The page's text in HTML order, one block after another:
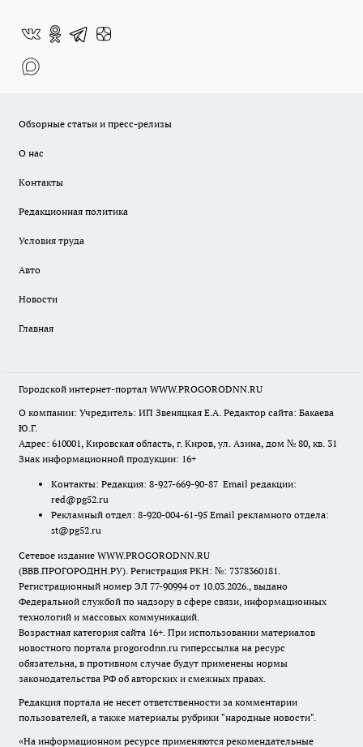
Обзорные статьи и пресс-релизы
О нас
Контакты
Редакционная политика
Условия труда
Авто
Новости
Главная
Городской интернет-портал WWW.PROGORODNN.RU
О компании: Учредитель: ИП Звеняцкая Е.А. Редактор сайта: Бакаева
Ю.Г.
Адрес: 610001, Кировская область, г. Киров, ул. Азина, дом № 80, кв. 31
Знак информационной продукции: 16+
Контакты: Редакция: 8-927-669-90-87 Email редакции:
red@pg52.ru
Рекламный отдел: 8-920-004-61-95 Email рекламного отдела:
st@pg52.ru
Сетевое издание WWW.PROGORODNN.RU
(ВВВ.ПРОГОРОДНН.РУ). Регистрация РКН: №: 7378360181.
Регистрационный номер ЭЛ 77-90994 от 10.03.2026., выдано
Федеральной службой по надзору в сфере связи, информационных
технологий и массовых коммуникаций.
Возрастная категория сайта 16+. При использовании материалов
новостного портала progorodnn.ru гиперссылка на ресурс
обязательна, в противном случае будут применены нормы
законодательства РФ об авторских и смежных правах.
Редакция портала не несет ответственности за комментарии
пользователей, а также материалы рубрики "народные новости".
«На информационном ресурсе применяются рекомендательные